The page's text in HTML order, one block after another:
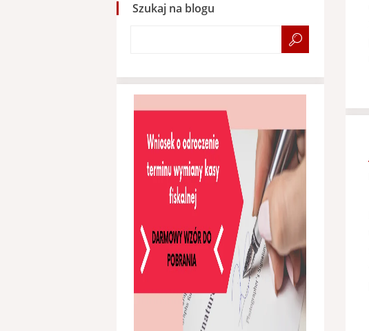
Szukaj na blogu